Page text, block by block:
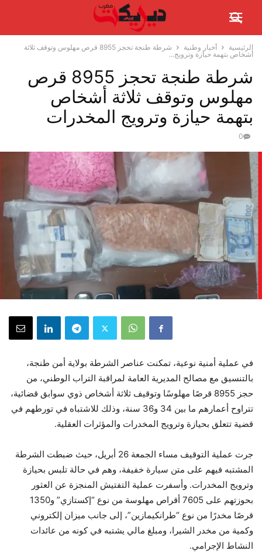
الرئيسية أخبار وطنية
شرطة طنجة تحجز 8955 قرص مهلوس وتوقف ثلاثة
أشخاص بتهمة حيازة وترويج...
شرطة طنجة تحجز 8955 قرص
مهلوس وتوقف ثلاثة أشخاص
بتهمة حيازة وترويج المخدرات
0
في عملية أمنية نوعية، تمكنت عناصر الشرطة بولاية أمن طنجة،
بالتنسيق مع مصالح المديرية العامة لمراقبة التراب الوطني، من
حجز 8955 قرصًا مهلوسًا وتوقيف ثلاثة أشخاص ذوي سوابق قضائية،
تتراوح أعمارهم ما بين 34 و36 سنة، وذلك للاشتباه في تورطهم في
قضية تتعلق بحيازة وترويج المخدرات والمؤثرات العقلية.
جرت عملية التوقيف مساء الجمعة 26 أبريل، حيث ضبطت الشرطة
المشتبه فيهم على متن سيارة خفيفة، وهم في حالة تلبس بحيازة
وترويج المخدرات. وأسفرت عملية التفتيش المنجزة عن العثور
بحوزتهم على 7605 أقراص مهلوسة من نوع “إكستازي” و1350
قرصًا مخدرًا من نوع “طرانكيمازين”، إلى جانب ميزان إلكتروني
وكمية من مخدر الشيرا، ومبلغ مالي يشتبه في كونه من عائدات
النشاط الإجرامي.